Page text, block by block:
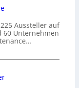
Aussteller auf
60 Unternehmen